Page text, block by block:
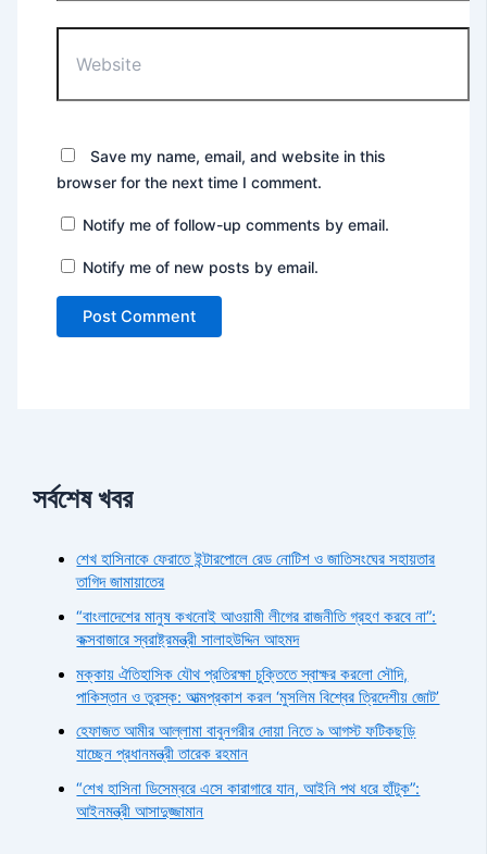
Save my name, email, and website in this
browser for the next time I comment.
Notify me of follow-up comments by email.
Notify me of new posts by email.
সর্বশেষ খবর
শেখ হাসিনাকে ফেরাতে ইন্টারপোলে রেড নোটিশ ও জাতিসংঘের সহায়তার
তাগিদ জামায়াতের
“বাংলাদেশের মানুষ কখনোই আওয়ামী লীগের রাজনীতি গ্রহণ করবে না”:
কক্সবাজারে স্বরাষ্ট্রমন্ত্রী সালাহউদ্দিন আহমদ
মক্কায় ঐতিহাসিক যৌথ প্রতিরক্ষা চুক্তিতে স্বাক্ষর করলো সৌদি,
পাকিস্তান ও তুরস্ক: আত্মপ্রকাশ করল ‘মুসলিম বিশ্বের ত্রিদেশীয় জোট’
হেফাজত আমীর আল্লামা বাবুনগরীর দোয়া নিতে ৯ আগস্ট ফটিকছড়ি
যাচ্ছেন প্রধানমন্ত্রী তারেক রহমান
“শেখ হাসিনা ডিসেম্বরে এসে কারাগারে যান, আইনি পথ ধরে হাঁটুক”:
আইনমন্ত্রী আসাদুজ্জামান